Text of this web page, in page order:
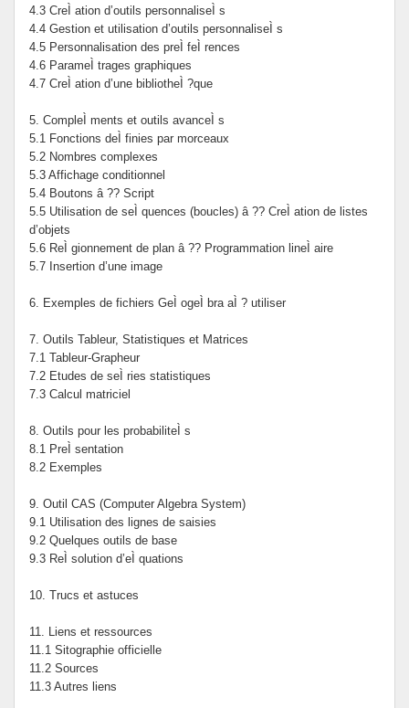
4.3 CreÌ ation d’outils personnaliseÌ s
4.4 Gestion et utilisation d’outils personnaliseÌ s
4.5 Personnalisation des preÌ feÌ rences
4.6 ParameÌ trages graphiques
4.7 CreÌ ation d’une bibliotheÌ ?que
5. CompleÌ ments et outils avanceÌ s
5.1 Fonctions deÌ finies par morceaux
5.2 Nombres complexes
5.3 Affichage conditionnel
5.4 Boutons â ?? Script
5.5 Utilisation de seÌ quences (boucles) â ?? CreÌ ation de listes
d’objets
5.6 ReÌ gionnement de plan â ?? Programmation lineÌ aire
5.7 Insertion d’une image
6. Exemples de fichiers GeÌ ogeÌ bra aÌ ? utiliser
7. Outils Tableur, Statistiques et Matrices
7.1 Tableur-Grapheur
7.2 Etudes de seÌ ries statistiques
7.3 Calcul matriciel
8. Outils pour les probabiliteÌ s
8.1 PreÌ sentation
8.2 Exemples
9. Outil CAS (Computer Algebra System)
9.1 Utilisation des lignes de saisies
9.2 Quelques outils de base
9.3 ReÌ solution d’eÌ quations
10. Trucs et astuces
11. Liens et ressources
11.1 Sitographie officielle
11.2 Sources
11.3 Autres liens